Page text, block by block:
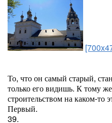
То, что он самый старый,
только его видишь. К тому
строительством на каком-то
Первый.
39.